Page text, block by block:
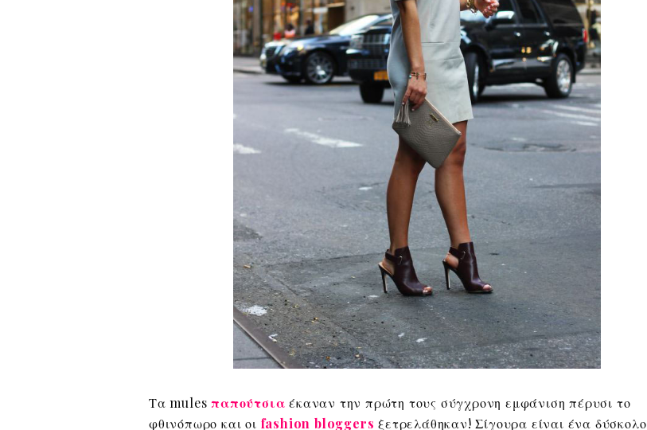
Τα mules παπούτσιαέκαναν την πρώτη τους σύγχρονη εμφάνιση πέρυσι το
φθινόπωρο και οι fashion bloggers ξετρελάθηκαν! Σίγουρα είναι ένα δύσκολο